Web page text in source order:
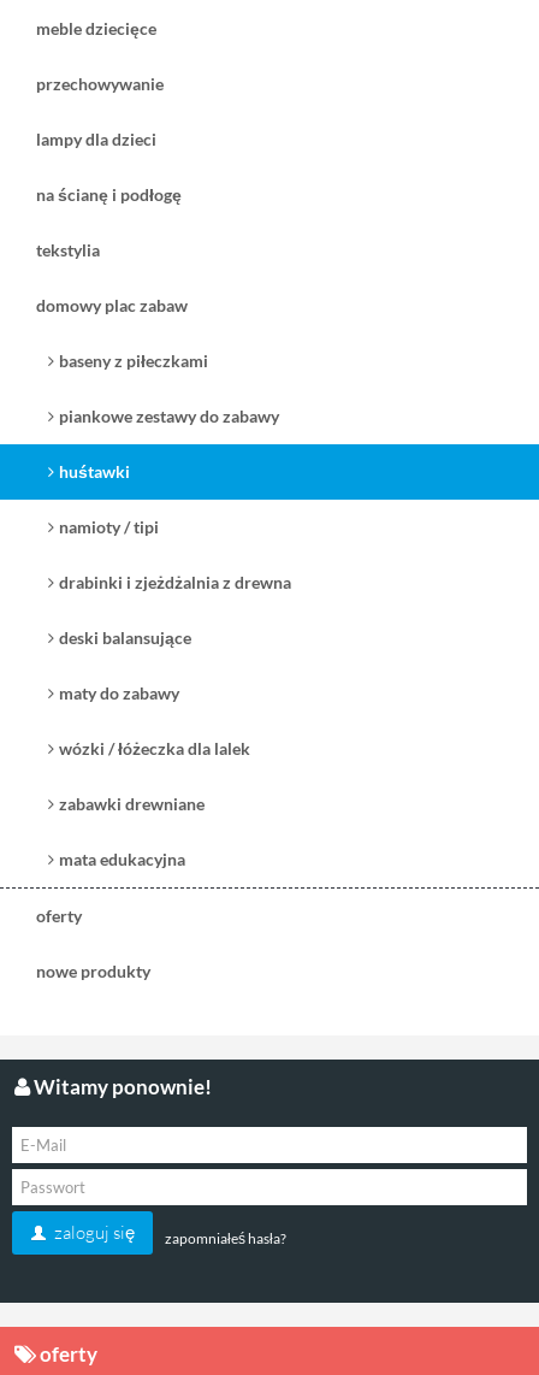
meble dziecięce
przechowywanie
lampy dla dzieci
na ścianę i podłogę
tekstylia
domowy plac zabaw
baseny z piłeczkami
piankowe zestawy do zabawy
huśtawki
namioty / tipi
drabinki i zjeżdżalnia z drewna
deski balansujące
maty do zabawy
wózki / łóżeczka dla lalek
zabawki drewniane
mata edukacyjna
oferty
nowe produkty
Witamy ponownie!
zaloguj się zapomniałeś hasła?
oferty